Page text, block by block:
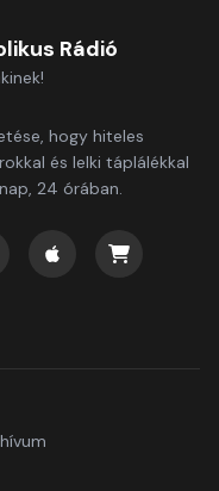
Rádió
hogy hiteles
és lelki táplálékkal
24 órában.